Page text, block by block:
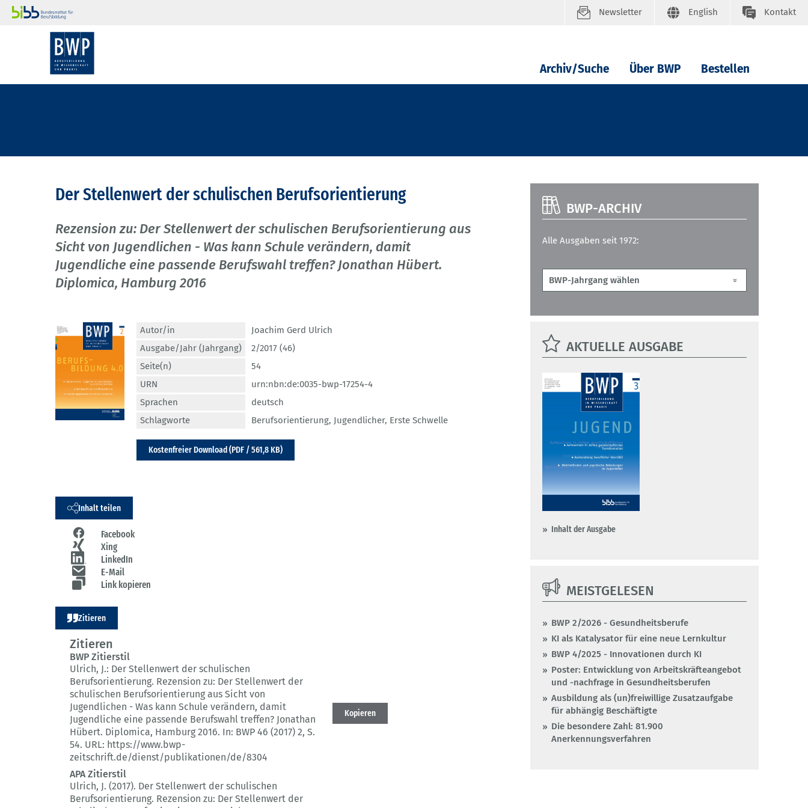
Newsletter English Kontakt
Archiv/Suche Über BWP Bestellen
Der Stellenwert der schulischen Berufsorientierung
Rezension zu: Der Stellenwert der schulischen Berufsorientierung aus
Sicht von Jugendlichen - Was kann Schule verändern, damit
Jugendliche eine passende Berufswahl treffen? Jonathan Hübert.
Diplomica, Hamburg 2016
Autor/in
Joachim Gerd Ulrich
Ausgabe/Jahr (Jahrgang)
2/2017 (46)
Seite(n)
54
URN
urn:nbn:de:0035-bwp-17254-4
Sprachen
deutsch
Schlagworte
Berufsorientierung, Jugendlicher, Erste Schwelle
Kostenfreier Download (PDF / 561,8 KB)
Inhalt teilen
Facebook
Xing
LinkedIn
E-Mail
Link kopieren
Zitieren
Zitieren
BWP Zitierstil
Ulrich, J.: Der Stellenwert der schulischen
Berufsorientierung. Rezension zu: Der Stellenwert der
schulischen Berufsorientierung aus Sicht von
Jugendlichen - Was kann Schule verändern, damit
Jugendliche eine passende Berufswahl treffen? Jonathan
Hübert. Diplomica, Hamburg 2016. In: BWP 46 (2017) 2, S.
54. URL: https://www.bwp-
zeitschrift.de/dienst/publikationen/de/8304
Kopieren
APA Zitierstil
Ulrich, J. (2017). Der Stellenwert der schulischen
Berufsorientierung. Rezension zu: Der Stellenwert der
BWP-ARCHIV
Alle Ausgaben seit 1972:
AKTUELLE AUSGABE
Inhalt der Ausgabe
MEISTGELESEN
BWP 2/2026 - Gesundheitsberufe
KI als Katalysator für eine neue Lernkultur
BWP 4/2025 - Innovationen durch KI
Poster: Entwicklung von Arbeitskräfteangebot
und -nachfrage in Gesundheitsberufen
Ausbildung als (un)freiwillige Zusatzaufgabe
für abhängig Beschäftigte
Die besondere Zahl: 81.900
Anerkennungsverfahren